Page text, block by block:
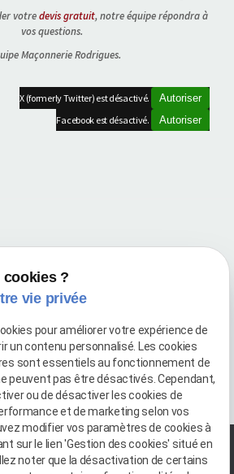
votredevis gratuit, notre équipe répondra à
vos questions.
Maçonnerie Rodrigues.
X (formerly Twitter) est désactivé.
Autoriser
Facebook est désactivé.
Autoriser
Qualibat pour la 6ᵉ année consécutive
de Maçonnerie, Carrelage & Maitrise d'ouvrage
à adopter en 2025
Voir toutes les actualités
cookies ?
vie privée
pour améliorer votre expérience de
un contenu personnalisé. Les cookies
sont essentiels au fonctionnement de
peuvent pas être désactivés. Cependant,
ou de désactiver les cookies de
et de marketing selon vos
modifier vos paramètres de cookies à
sur le lien 'Gestion des cookies' situé en
noter que la désactivation de certains